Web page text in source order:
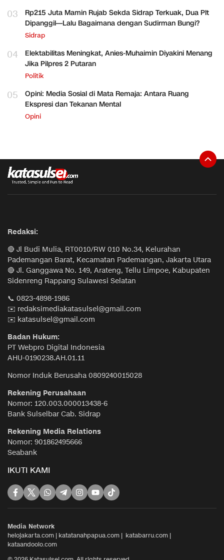
03
Rp215 Juta Mamin Rujab Sekda Sidrap Terkuak, Dua Plt
Dipanggil—Lalu Bagaimana dengan Sudirman Bungi?
Sidrap
04
Elektabilitas Meningkat, Anies-Muhaimin Diyakini Menang
Jika Pilpres 2 Putaran
Politik
05
Opini: Media Sosial di Mata Remaja: Antara Ruang
Ekspresi dan Tekanan Mental
Opini
Redaksi:
🔴 Jl Budi Mulia, RT0010/RW 010 No.34, Kelurahan
Pademangan Barat, Kecamatan Pademangan, Jakarta Utara
🔴 Jl. Ganggawa No. 149, Arateng, Tellu Limpoe, Kabupaten
Sidenreng Rappang Sulawesi Selatan
📞 0823-4898-1986
✉️ redaksimediakatasulsel@gmail.com
✉️ katasulsel@gmail.com
Badan Hukum:
PT Webpro Digital Indonesia
AHU-0190238.AH.01.11
Nomor Induk Berusaha 0809240015028
Rekening Perusahaan
Nomor: 120.003.000013438-6
Bank Sulselbar Cab. Sidrap
Rekening Media Relations
Nomor: 901862495666
Seabank
IKUTI KAMI
Media Network
helojakarta.com | katatanahpapua.com | katabarru.com |
kataandoolo.com